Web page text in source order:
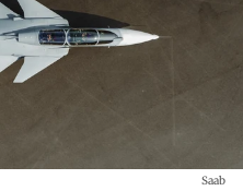
Saab